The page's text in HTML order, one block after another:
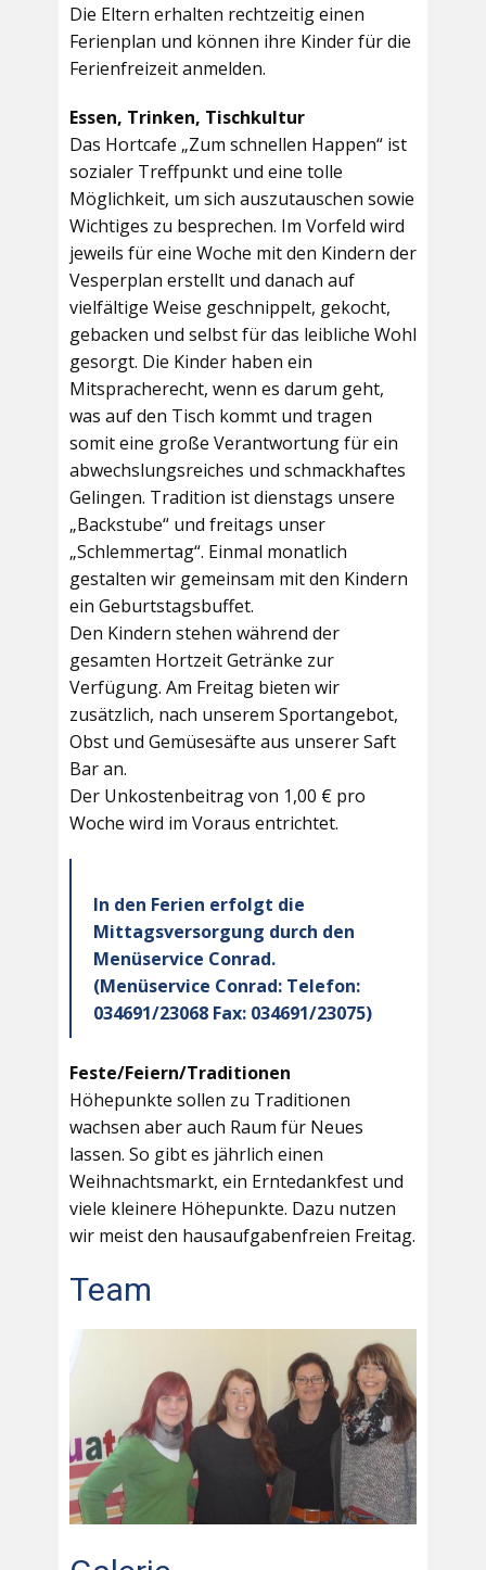
Die Eltern erhalten rechtzeitig einen
Ferienplan und können ihre Kinder für die
Ferienfreizeit anmelden.
Essen, Trinken, Tischkultur
Das Hortcafe „Zum schnellen Happen“ ist
sozialer Treffpunkt und eine tolle
Möglichkeit, um sich auszutauschen sowie
Wichtiges zu besprechen. Im Vorfeld wird
jeweils für eine Woche mit den Kindern der
Vesperplan erstellt und danach auf
vielfältige Weise geschnippelt, gekocht,
gebacken und selbst für das leibliche Wohl
gesorgt. Die Kinder haben ein
Mitspracherecht, wenn es darum geht,
was auf den Tisch kommt und tragen
somit eine große Verantwortung für ein
abwechslungsreiches und schmackhaftes
Gelingen. Tradition ist dienstags unsere
„Backstube“ und freitags unser
„Schlemmertag“. Einmal monatlich
gestalten wir gemeinsam mit den Kindern
ein Geburtstagsbuffet.
Den Kindern stehen während der
gesamten Hortzeit Getränke zur
Verfügung. Am Freitag bieten wir
zusätzlich, nach unserem Sportangebot,
Obst und Gemüsesäfte aus unserer Saft
Bar an.
Der Unkostenbeitrag von 1,00 € pro
Woche wird im Voraus entrichtet.
In den Ferien erfolgt die
Mittagsversorgung durch den
Menüservice Conrad.
(Menüservice Conrad: Telefon:
034691/23068 Fax: 034691/23075)
Feste/Feiern/Traditionen
Höhepunkte sollen zu Traditionen
wachsen aber auch Raum für Neues
lassen. So gibt es jährlich einen
Weihnachtsmarkt, ein Erntedankfest und
viele kleinere Höhepunkte. Dazu nutzen
wir meist den hausaufgabenfreien Freitag.
Team